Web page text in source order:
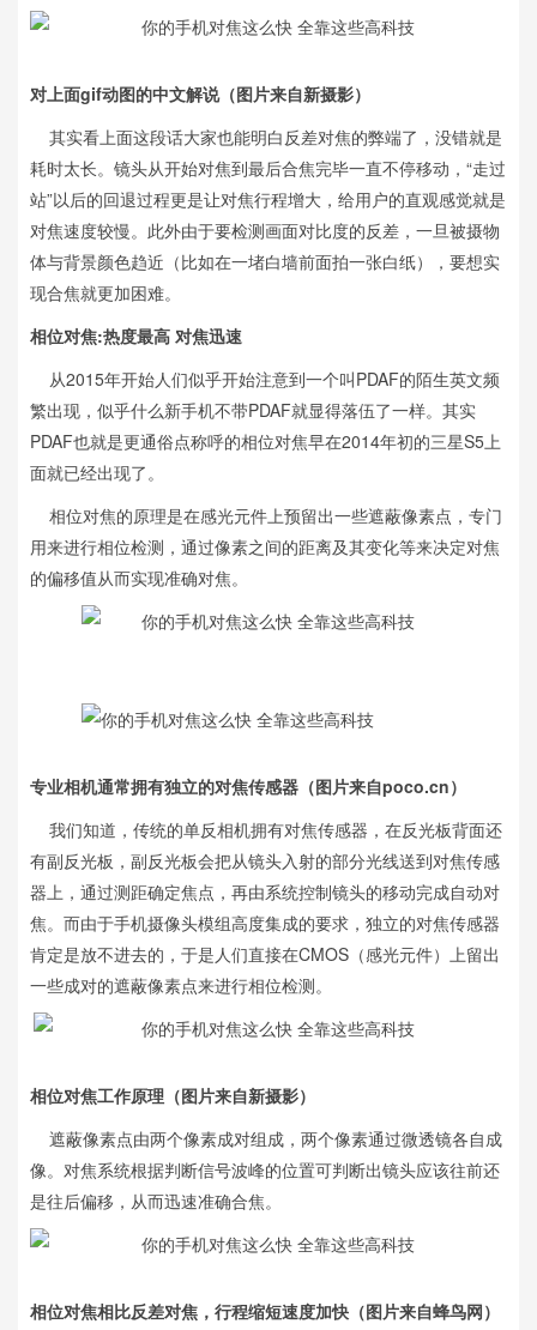
对上面gif动图的中文解说（图片来自新摄影）
其实看上面这段话大家也能明白反差对焦的弊端了，没错就是
耗时太长。镜头从开始对焦到最后合焦完毕一直不停移动，“走过
站”以后的回退过程更是让对焦行程增大，给用户的直观感觉就是
对焦速度较慢。此外由于要检测画面对比度的反差，一旦被摄物
体与背景颜色趋近（比如在一堵白墙前面拍一张白纸），要想实
现合焦就更加困难。
相位对焦:热度最高 对焦迅速
从2015年开始人们似乎开始注意到一个叫PDAF的陌生英文频
繁出现，似乎什么新手机不带PDAF就显得落伍了一样。其实
PDAF也就是更通俗点称呼的相位对焦早在2014年初的三星S5上
面就已经出现了。
相位对焦的原理是在感光元件上预留出一些遮蔽像素点，专门
用来进行相位检测，通过像素之间的距离及其变化等来决定对焦
的偏移值从而实现准确对焦。
专业相机通常拥有独立的对焦传感器（图片来自poco.cn）
我们知道，传统的单反相机拥有对焦传感器，在反光板背面还
有副反光板，副反光板会把从镜头入射的部分光线送到对焦传感
器上，通过测距确定焦点，再由系统控制镜头的移动完成自动对
焦。而由于手机摄像头模组高度集成的要求，独立的对焦传感器
肯定是放不进去的，于是人们直接在CMOS（感光元件）上留出
一些成对的遮蔽像素点来进行相位检测。
相位对焦工作原理（图片来自新摄影）
遮蔽像素点由两个像素成对组成，两个像素通过微透镜各自成
像。对焦系统根据判断信号波峰的位置可判断出镜头应该往前还
是往后偏移，从而迅速准确合焦。
相位对焦相比反差对焦，行程缩短速度加快（图片来自蜂鸟网）